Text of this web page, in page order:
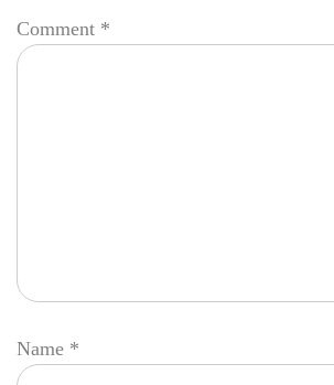
Comment *
Name *